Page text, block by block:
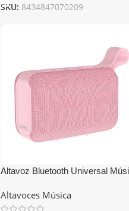
SKU: 8434847070209
Altavoz Bluetooth Universal
Altavoces Música